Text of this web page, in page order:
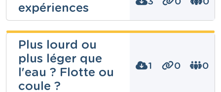
Niveau
Eveil scientifique
Année
5 années
Tags
alimentation, aliments, automne, biologie,
expériences
dominique
borcy
Niveau
Fondamental
Cours
Plus lourd ou
plus léger que
l'eau ? Flotte ou
coule ?
1 0 0